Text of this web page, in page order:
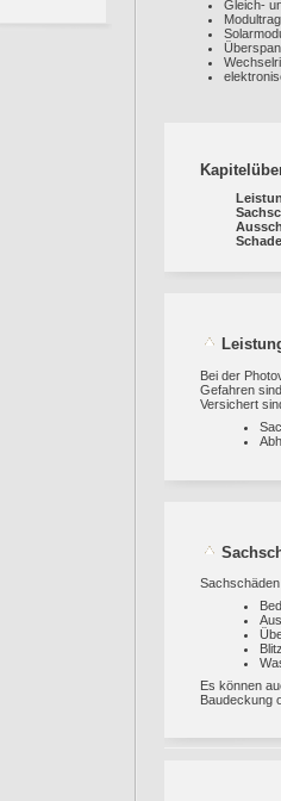
Gleich-
Bei der
Gefahren
Versichert
Es können
Baudeckung